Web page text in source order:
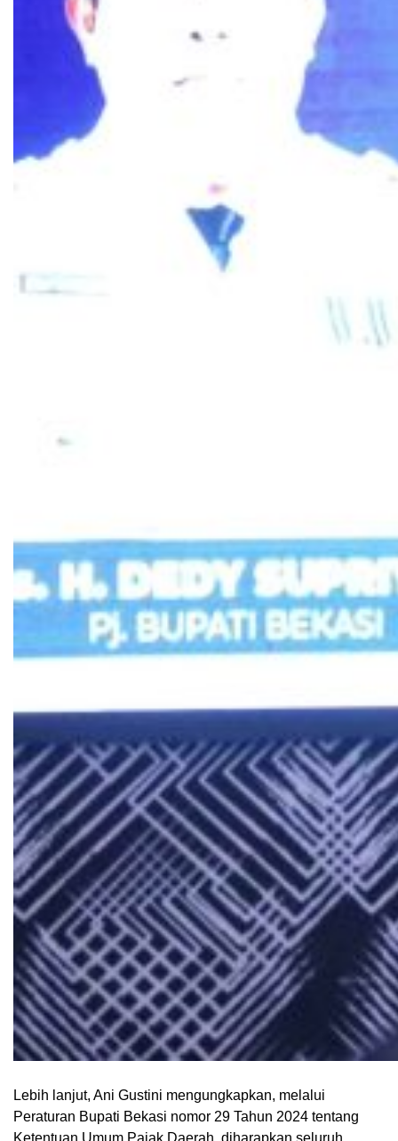
Lebih lanjut, Ani Gustini mengungkapkan, melalui
Peraturan Bupati Bekasi nomor 29 Tahun 2024 tentang
Ketentuan Umum Pajak Daerah, diharapkan seluruh